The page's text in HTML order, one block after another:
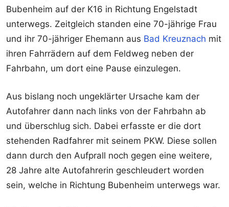
Bubenheim auf der K16 in Richtung Engelstadt
unterwegs. Zeitgleich standen eine 70-jährige Frau
und ihr 70-jähriger Ehemann aus Bad Kreuznach mit
ihren Fahrrädern auf dem Feldweg neben der
Fahrbahn, um dort eine Pause einzulegen.
Aus bislang noch ungeklärter Ursache kam der
Autofahrer dann nach links von der Fahrbahn ab
und überschlug sich. Dabei erfasste er die dort
stehenden Radfahrer mit seinem PKW. Diese sollen
dann durch den Aufprall noch gegen eine weitere,
28 Jahre alte Autofahrerin geschleudert worden
sein, welche in Richtung Bubenheim unterwegs war.